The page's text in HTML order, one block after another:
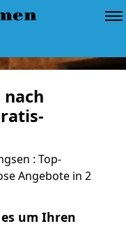
: Top-
Angebote in 2
um Ihren